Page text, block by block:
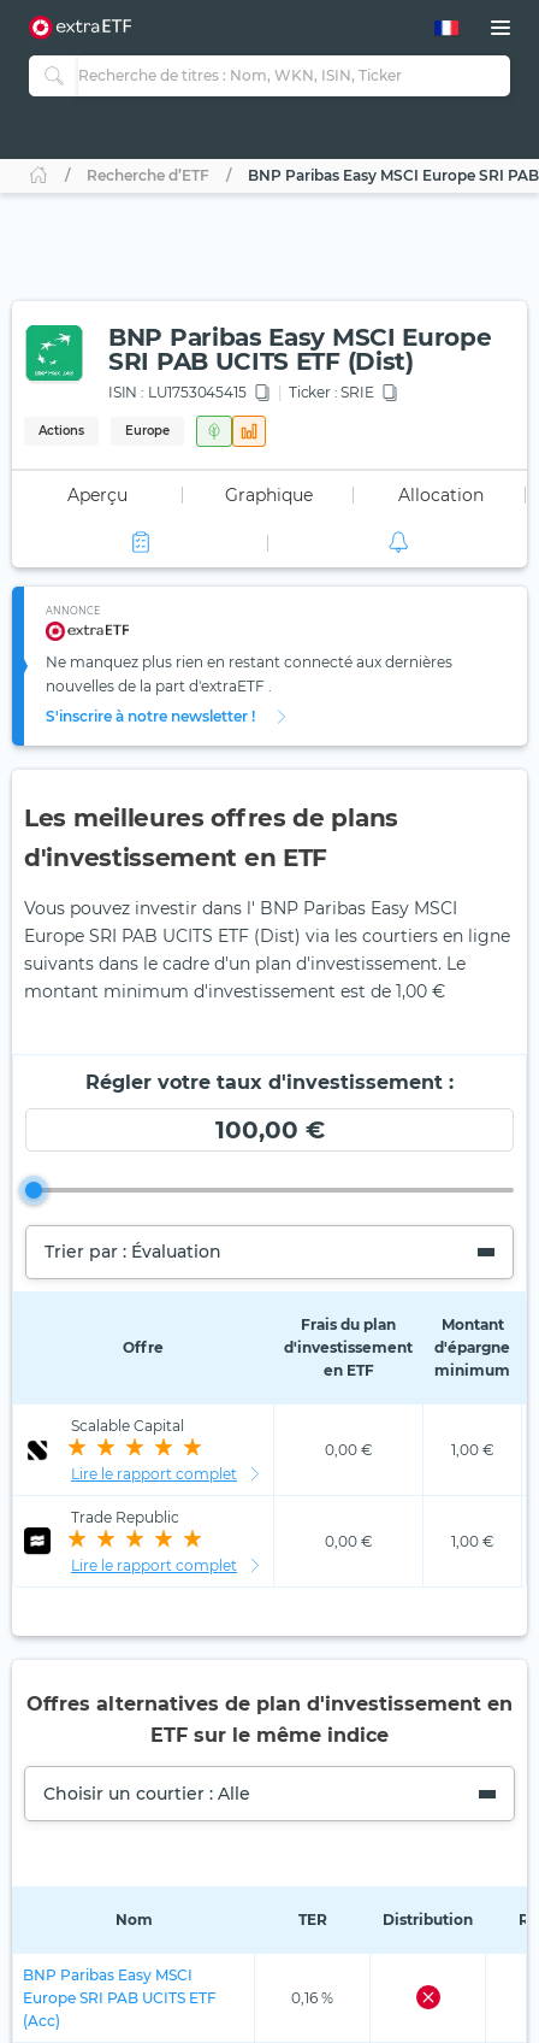
Recherche d’ETF BNP Paribas Easy MSCI Europe SRI
BNP Paribas Easy MSCI Europe
SRI PAB UCITS ETF (Dist)
ISIN : LU1753045415 Ticker : SRIE
Actions Europe
Aperçu Graphique Allocation
ANNONCE
Ne manquez plus rien en restant connecté aux dernières
nouvelles de la part d'extraETF .
S'inscrire à notre newsletter !
Les meilleures offres de plans
d'investissement en ETF
Vous pouvez investir dans l' BNP Paribas Easy MSCI
Europe SRI PAB UCITS ETF (Dist) via les courtiers en ligne
suivants dans le cadre d'un plan d'investissement. Le
montant minimum d'investissement est de 1,00 €
Régler votre taux d'investissement :
100,00 €
Trier par : Évaluation
Offre
Frais du plan
d'investissement
en ETF
Montant
d'épargne
minimum
Scalable Capital
Lire le rapport complet
0,00 € 1,00 €
Trade Republic
Lire le rapport complet
0,00 € 1,00 €
Offres alternatives de plan d'investissement en
ETF sur le même indice
Choisir un courtier : Alle
Nom TER Distribution
BNP Paribas Easy MSCI
Europe SRI PAB UCITS ETF
(Acc)
0,16 %